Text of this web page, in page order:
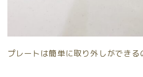
プレートは簡単に取り外しができる